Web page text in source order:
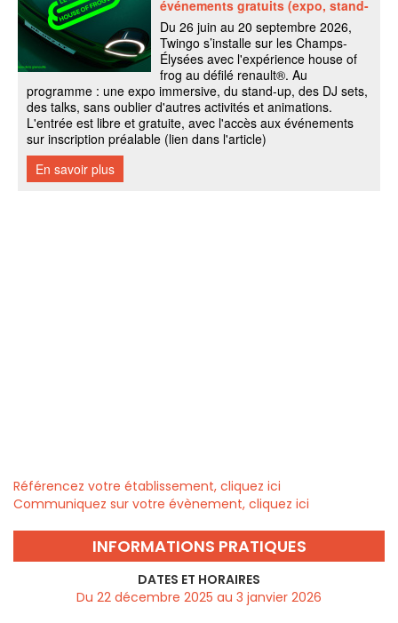
Référencez votre établissement, cliquez ici
Communiquez sur votre évènement, cliquez ici
INFORMATIONS PRATIQUES
DATES ET HORAIRES
Du 22 décembre 2025 au 3 janvier 2026